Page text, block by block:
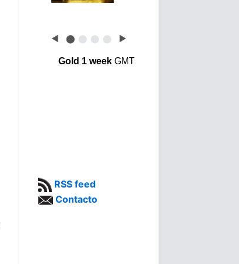
◀ ⬤ ⬤ ⬤ ⬤ ▶
Gold 1 weekGMT
RSS feed
Contacto